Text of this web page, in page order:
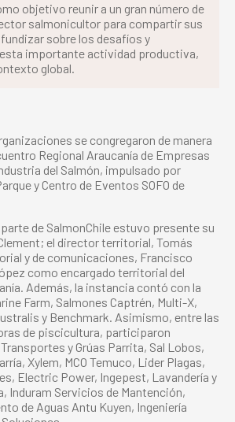
objetivo reunir a un gran número de
salmonicultor para compartir sus
sobre los desafíos y
importante actividad productiva,
global.
se congregaron de manera
Regional Araucanía de Empresas
del Salmón, impulsado por
y Centro de Eventos SOFO de
de SalmonChile estuvo presente su
el director territorial, Tomás
y de comunicaciones, Francisco
como encargado territorial del
Además, la instancia contó con la
Farm, Salmones Captrén, Multi-X,
y Benchmark. Asimismo, entre las
de piscicultura, participaron
y Grúas Parrita, Sal Lobos,
Xylem, MCO Temuco, Lider Plagas,
Electric Power, Ingepest, Lavandería y
Induram Servicios de Mantención,
de Aguas Antu Kuyen, Ingeniería